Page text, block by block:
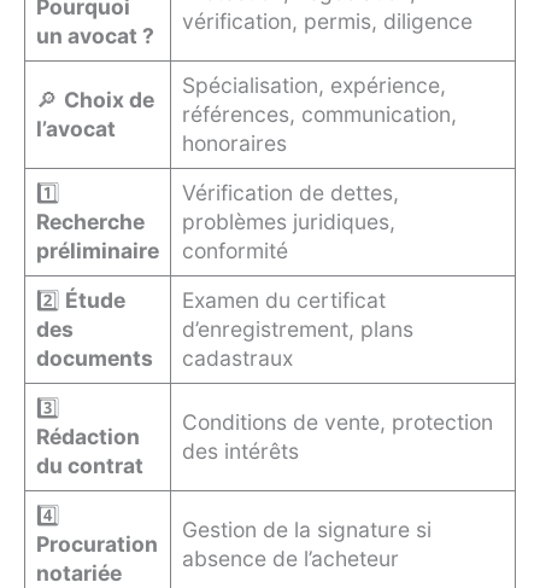
Pourquoi
un avocat ?
vérification, permis, diligence
🔎 Choix de
l’avocat
Spécialisation, expérience,
références, communication,
honoraires
1️⃣
Recherche
préliminaire
Vérification de dettes,
problèmes juridiques,
conformité
2️⃣ Étude
des
documents
Examen du certificat
d’enregistrement, plans
cadastraux
3️⃣
Rédaction
du contrat
Conditions de vente, protection
des intérêts
4️⃣
Procuration
notariée
Gestion de la signature si
absence de l’acheteur